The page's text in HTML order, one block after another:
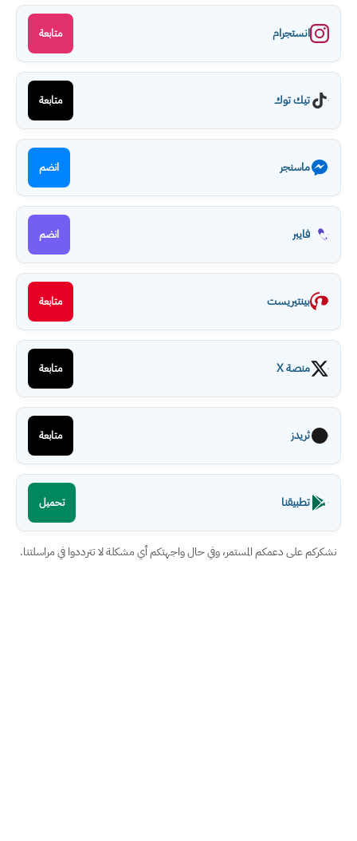
انستجرام متابعة
تيك توك متابعة
ماسنجر انضم
فايبر انضم
بينتيريست متابعة
منصة X متابعة
ثريدز متابعة
تطبيقنا تحميل
نشكركم على دعمكم المستمر، وفي حال واجهتكم أي مشكلة لا تترددوا في مراسلتنا.